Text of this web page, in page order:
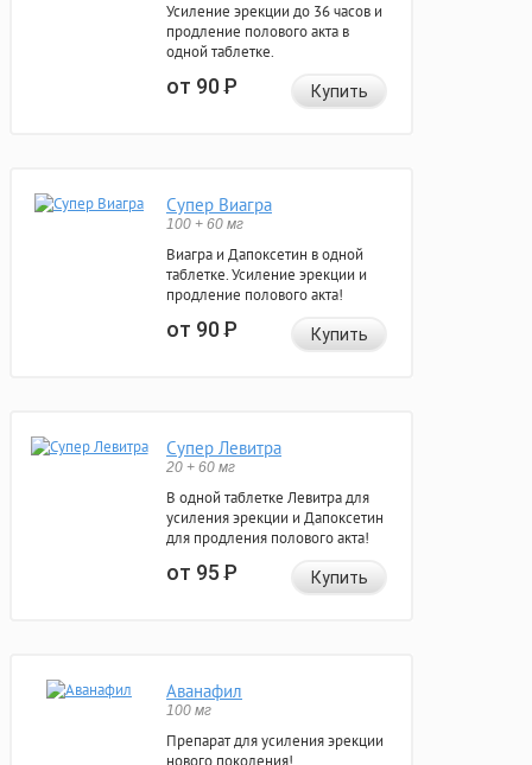
Усиление эрекции до 36 часов и
продление полового акта в
одной таблетке.
от 90Р Купить
Супер Виагра
100 + 60 мг
Виагра и Дапоксетин в одной
таблетке. Усиление эрекции и
продление полового акта!
от 90Р Купить
Супер Левитра
20 + 60 мг
В одной таблетке Левитра для
усиления эрекции и Дапоксетин
для продления полового акта!
от 95Р Купить
Аванафил
100 мг
Препарат для усиления эрекции